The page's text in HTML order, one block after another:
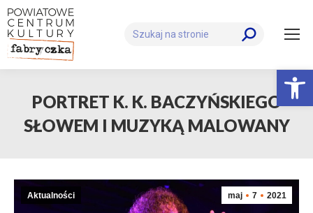
Szukaj:
PORTRET K. K. BACZYŃSKIEGO
SŁOWEM I MUZYKĄ MALOWANY
maj 7 2021
Aktualności